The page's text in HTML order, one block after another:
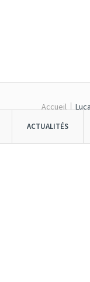
ACTUALITÉS
Accueil